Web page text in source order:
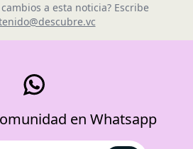
a esta noticia? Escribe
en Whatsapp